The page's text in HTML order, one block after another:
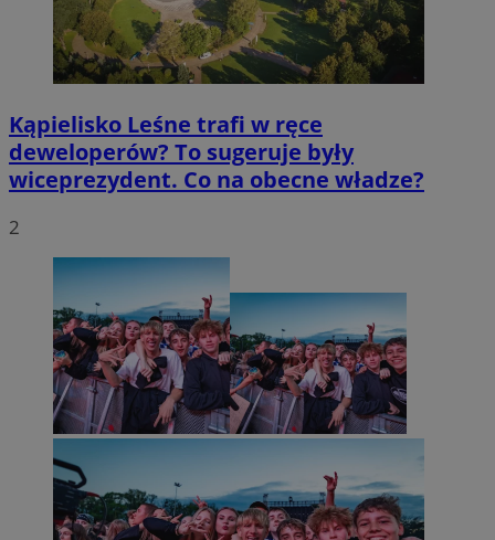
Kąpielisko Leśne trafi w ręce
deweloperów? To sugeruje były
wiceprezydent. Co na obecne władze?
2